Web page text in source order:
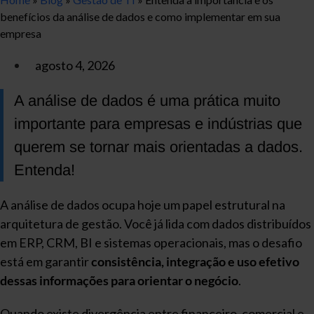
benefícios da análise de dados e como implementar em sua
empresa
agosto 4, 2026
A análise de dados é uma prática muito
importante para empresas e indústrias que
querem se tornar mais orientadas a dados.
Entenda!
A análise de dados ocupa hoje um papel estrutural na
arquitetura de gestão. Você já lida com dados distribuídos
em ERP, CRM, BI e sistemas operacionais, mas o desafio
está em garantirconsistência, integração e uso efetivo
dessas informações para orientar o negócio.